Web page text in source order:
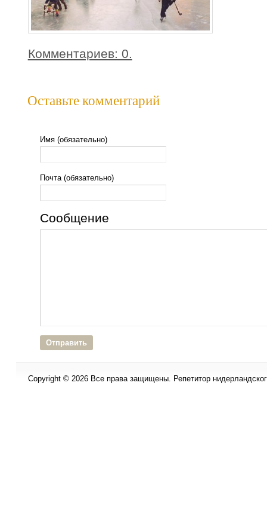
Комментариев: 0.
Оставьте комментарий
Имя (обязательно)
Почта (обязательно)
Сообщение
Copyright © 2026 Все права защищены. Репетитор